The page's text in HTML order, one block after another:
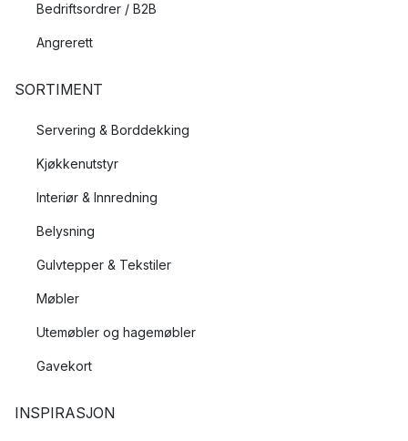
Bedriftsordrer / B2B
Angrerett
SORTIMENT
Servering & Borddekking
Kjøkkenutstyr
Interiør & Innredning
Belysning
Gulvtepper & Tekstiler
Møbler
Utemøbler og hagemøbler
Gavekort
INSPIRASJON